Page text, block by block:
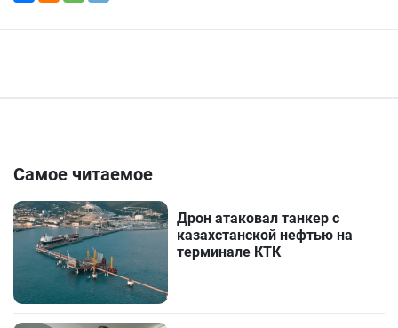
Самое читаемое
Дрон атаковал танкер с
казахстанской нефтью на
терминале КТК